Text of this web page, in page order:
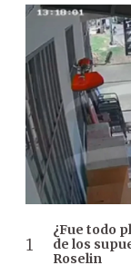
¿Fue todo
de los
Roselin